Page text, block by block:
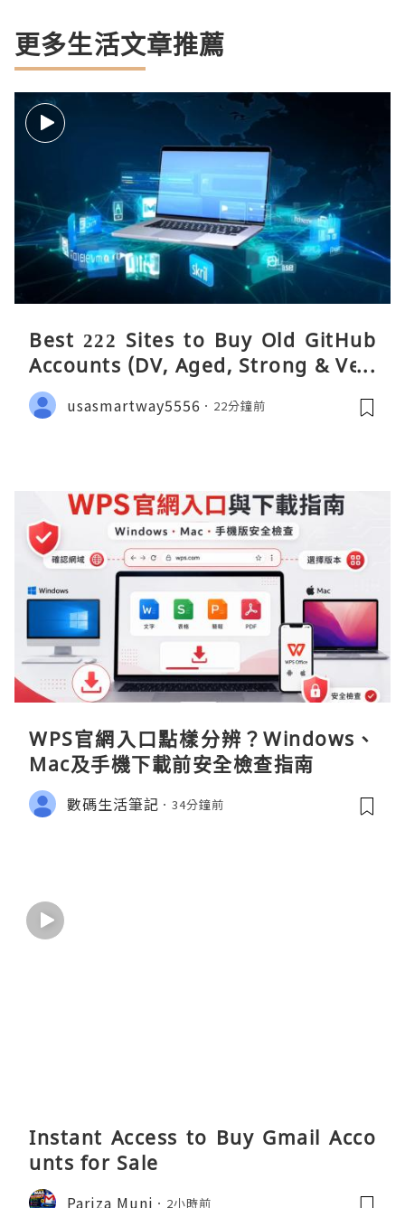
更多生活文章推薦
Best 222 Sites to Buy Old GitHub
Accounts (DV, Aged, Strong & Veri
fied)
usasmartway5556 22分鐘前
WPS官網入口點樣分辨？Windows、
Mac及手機下載前安全檢查指南
數碼生活筆記 34分鐘前
Instant Access to Buy Gmail Acco
unts for Sale
Pariza Muni 2小時前